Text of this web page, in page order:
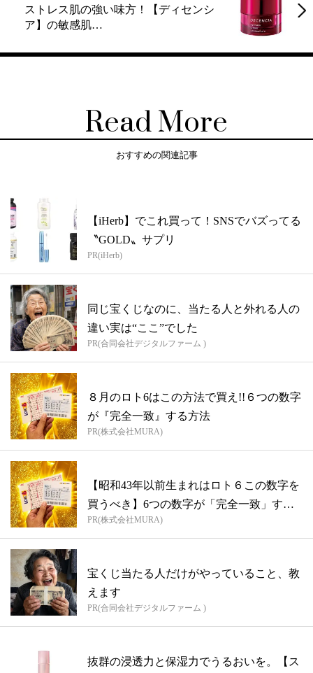
ストレス肌の強い味方！【ディセンシ
ア】の敏感肌…
Read More
おすすめの関連記事
【iHerb】でこれ買って！SNSでバズってる
〝GOLD〟サプリ
PR(iHerb)
同じ宝くじなのに、当たる人と外れる人の
違い実は“ここ”でした
PR(合同会社デジタルファーム )
８月のロト6はこの方法で買え!!６つの数字
が『完全一致』する方法
PR(株式会社MURA)
【昭和43年以前生まれはロト６この数字を
買うべき】6つの数字が「完全一致」する
方...
PR(株式会社MURA)
宝くじ当たる人だけがやっていること、教
えます
PR(合同会社デジタルファーム )
抜群の浸透力と保湿力でうるおいを。【ス